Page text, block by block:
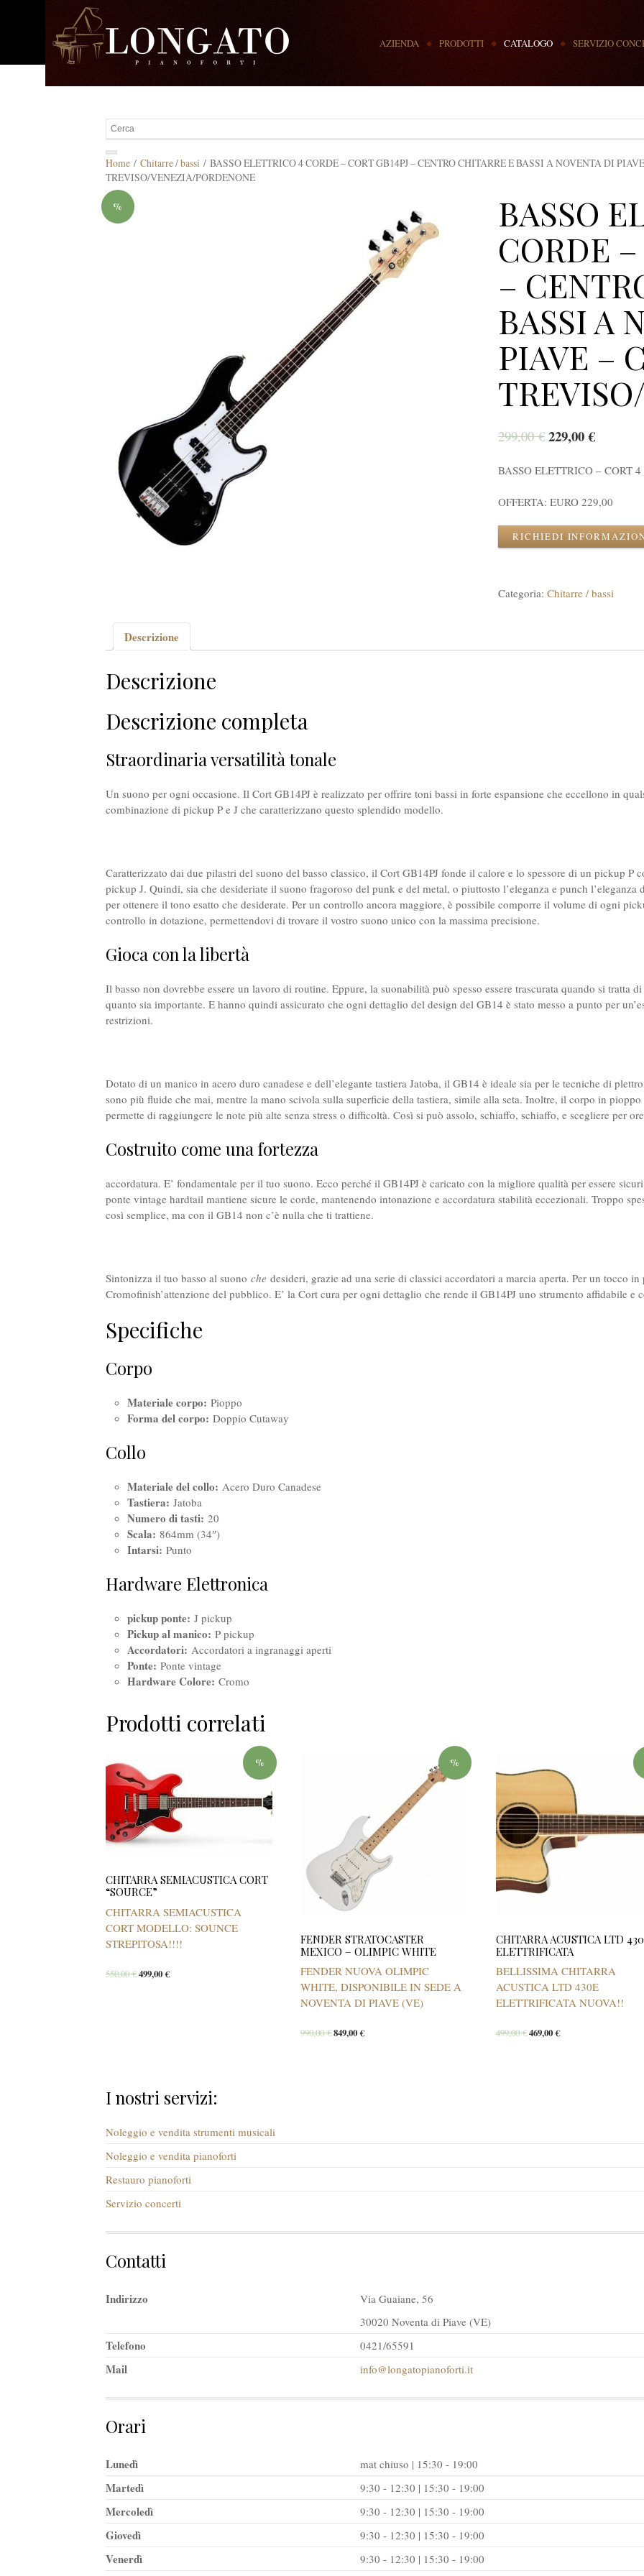
AZIENDA PRODOTTI CATALOGO SERVIZIO
Home / Chitarre / bassi / BASSO ELETTRICO 4 CORDE – CORT GB14PJ – CENTRO CHITARRE E BASSI A NOVENTA DI
TREVISO/VENEZIA/PORDENONE
%
BASSO
CORDE –
–
BASSI A
PIAVE –
299,00€ 229,00€
BASSO ELETTRICO – CORT
OFFERTA: EURO 229,00
RICHIEDI
Categoria: Chitarre / bassi
Descrizione
Descrizione
Descrizione completa
Straordinaria versatilità tonale
Un suono per ogni occasione. Il Cort GB14PJ è realizzato per offrire toni bassi in forte espansione che eccellono in
combinazione di pickup P e J che caratterizzano questo splendido modello.
Caratterizzato dai due pilastri del suono del basso classico, il Cort GB14PJ fonde il calore e lo spessore di un pickup P
pickup J. Quindi, sia che desideriate il suono fragoroso del punk e del metal, o piuttosto l’eleganza e punch l’eleganza
per ottenere il tono esatto che desiderate. Per un controllo ancora maggiore, è possibile comporre il volume di ogni
controllo in dotazione, permettendovi di trovare il vostro suono unico con la massima precisione.
Gioca con la libertà
Il basso non dovrebbe essere un lavoro di routine. Eppure, la suonabilità può spesso essere trascurata quando si tratta
quanto sia importante. E hanno quindi assicurato che ogni dettaglio del design del GB14 è stato messo a punto per
restrizioni.
Dotato di un manico in acero duro canadese e dell’elegante tastiera Jatoba, il GB14 è ideale sia per le tecniche di
sono più fluide che mai, mentre la mano scivola sulla superficie della tastiera, simile alla seta. Inoltre, il corpo in
permette di raggiungere le note più alte senza stress o difficoltà. Così si può assolo, schiaffo, schiaffo, e scegliere per
Costruito come una fortezza
accordatura. E’ fondamentale per il tuo suono. Ecco perché il GB14PJ è caricato con la migliore qualità per essere
ponte vintage hardtail mantiene sicure le corde, mantenendo intonazione e accordatura stabilità eccezionali. Troppo
così semplice, ma con il GB14 non c’è nulla che ti trattiene.
Sintonizza il tuo basso al suono che desideri, grazie ad una serie di classici accordatori a marcia aperta. Per un tocco
Cromofinish’attenzione del pubblico. E’ la Cort cura per ogni dettaglio che rende il GB14PJ uno strumento affidabile e
Specifiche
Corpo
Materiale corpo: Pioppo
Forma del corpo: Doppio Cutaway
Collo
Materiale del collo: Acero Duro Canadese
Tastiera: Jatoba
Numero di tasti: 20
Scala: 864mm (34″)
Intarsi: Punto
Hardware Elettronica
pickup ponte: J pickup
Pickup al manico: P pickup
Accordatori: Accordatori a ingranaggi aperti
Ponte: Ponte vintage
Hardware Colore: Cromo
Prodotti correlati
%
CHITARRA SEMIACUSTICA CORT
“SOURCE”
CHITARRA SEMIACUSTICA
CORT MODELLO: SOUNCE
STREPITOSA!!!!
550,00€499,00€
%
FENDER STRATOCASTER
MEXICO – OLIMPIC WHITE
FENDER NUOVA OLIMPIC
WHITE, DISPONIBILE IN SEDE A
NOVENTA DI PIAVE (VE)
990,00€849,00€
CHITARRA ACUSTICA LTD
ELETTRIFICATA
BELLISSIMA CHITARRA
ACUSTICA LTD 430E
ELETTRIFICATA NUOVA!!
499,00€469,00€
I nostri servizi:
Noleggio e vendita strumenti musicali
Noleggio e vendita pianoforti
Restauro pianoforti
Servizio concerti
Contatti
Indirizzo
Via Guaiane, 56
30020 Noventa di Piave (VE)
Telefono 0421/65591
Mail info@longatopianoforti.it
Orari
Lunedì mat chiuso | 15:30 - 19:00
Martedì 9:30 - 12:30 | 15:30 - 19:00
Mercoledì 9:30 - 12:30 | 15:30 - 19:00
Giovedì 9:30 - 12:30 | 15:30 - 19:00
Venerdì 9:30 - 12:30 | 15:30 - 19:00